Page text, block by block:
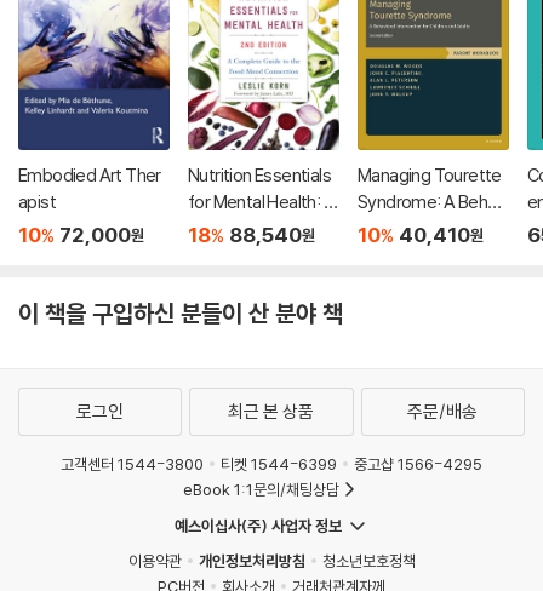
Embodied Art Ther
apist
10% 72,000원
Nutrition Essentials
for Mental Health: A
Complete Guide to
18% 88,540원
Managing Tourette
Syndrome: A Behavi
oral Intervention for
10% 40,410원
이 책을 구입하신 분들이 산 분야 책
로그인 최근 본 상품 주문/배송
고객센터 1544-3800 티켓 1544-6399
중고샵 1566-4295
eBook 1:1문의/채팅상담
예스이십사(주) 사업자 정보
이용약관
개인정보처리방침
청소년보호정책
PC버전
회사소개 거래처관계자께